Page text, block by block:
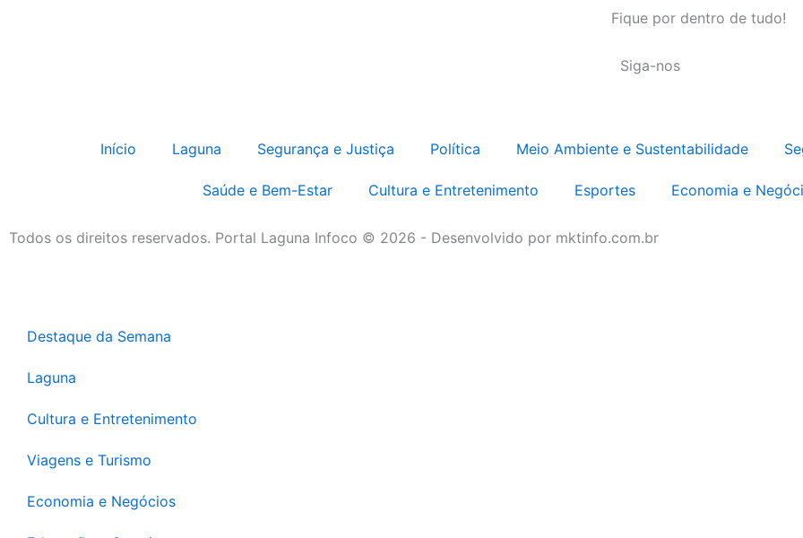
Fique por dentro de tudo!
Siga-nos
Início Laguna Segurança e Justiça Política Meio Ambiente e Sustentabilidade
Saúde e Bem-Estar Cultura e Entretenimento Esportes Economia e
Todos os direitos reservados. Portal Laguna Infoco © 2026 - Desenvolvido por mktinfo.com.br
Destaque da Semana
Laguna
Cultura e Entretenimento
Viagens e Turismo
Economia e Negócios